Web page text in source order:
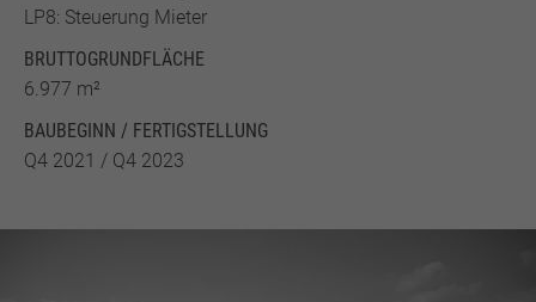
LP8: Steuerung Mieter
BRUTTO­GRUND­FLÄCHE
6.977 m²
BAUBEGINN / FERTIGSTELLUNG
Q4 2021 / Q4 2023